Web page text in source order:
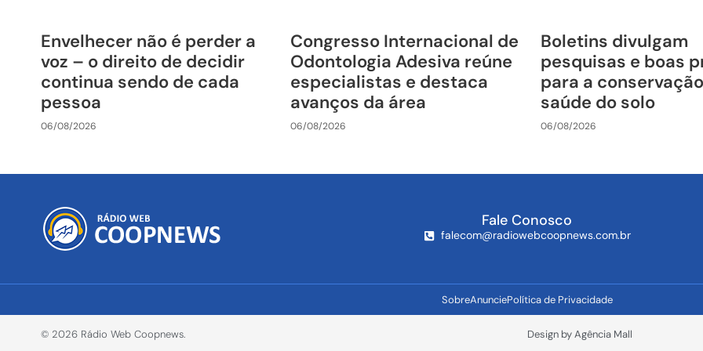
Envelhecer não é perder a
voz – o direito de decidir
continua sendo de cada
pessoa
06/08/2026
Congresso Internacional de
Odontologia Adesiva reúne
especialistas e destaca
avanços da área
06/08/2026
Boletins divulgam
pesquisas e boas
para a
saúde do solo
06/08/2026
Fale Conosco
falecom@radiowebcoopnews.com.br
SobreAnunciePolítica de Privacidade
© 2026 Rádio Web Coopnews. Design by Agência Mall